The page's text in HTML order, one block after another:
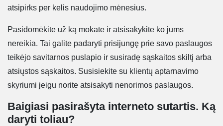
atsipirks per kelis naudojimo mėnesius.
Pasidomėkite už ką mokate ir atsisakykite ko jums
nereikia. Tai galite padaryti prisijungę prie savo paslaugos
teikėjo savitarnos puslapio ir susiradę sąskaitos skiltį arba
atsiųstos sąskaitos. Susisiekite su klientų aptarnavimo
skyriumi jeigu norite atsisakyti nenorimos paslaugos.
Baigiasi pasirašyta interneto sutartis. Ką
daryti toliau?